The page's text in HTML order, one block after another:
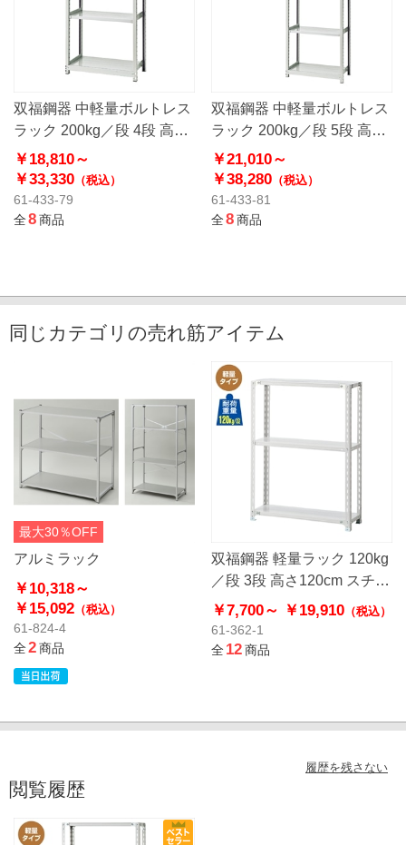
双福鋼器 中軽量ボルトレス
ラック 200kg／段 4段 高さ
180cm
￥18,810～
￥33,330 （税込）
61-433-79
全8商品
双福鋼器 中軽量ボルトレス
ラック 200kg／段 5段 高さ
180cm
￥21,010～
￥38,280（税込）
61-433-81
全8商品
同じカテゴリの売れ筋アイテム
最大30％OFF
アルミラック
￥10,318～
￥15,092 （税込）
61-824-4
全2商品
双福鋼器 軽量ラック 120kg
／段 3段 高さ120cm スチー
ル製
￥7,700～ ￥19,910（税込）
61-362-1
全12商品
履歴を残さない
閲覧履歴